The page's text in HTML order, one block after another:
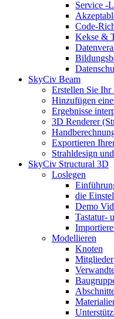
Service -
Code-
Kekse &
SkyCiv Beam
Erstellen Sie
Hinzufügen
Ergebnisse
3D Renderer
Exportieren
Strahldesign
SkyCiv Structural 3D
Loslegen
die
Demo
Tastatur-
Modellieren
Knoten
Mitglieder